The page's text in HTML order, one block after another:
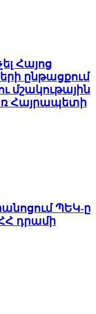
Հայոց
ընթացքում
մշակութային
Հայրապետի
ՊԵԿ-ը
ՀՀ դրամի